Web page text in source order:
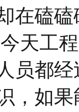
在磕
天工
员都
，如